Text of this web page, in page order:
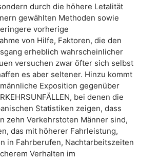
durch die höhere Letalität
gewählten Methoden sowie
vorherige
von Hilfe, Faktoren, die den
erheblich wahrscheinlicher
versuchen zwar öfter sich selbst
es aber seltener. Hinzu kommt
Exposition gegenüber
bei denen die
Statistiken zeigen, dass
zehn Verkehrstoten Männer sind,
das mit höherer Fahrleistung,
in Fahrberufen, Nachtarbeitszeiten
Verhalten im